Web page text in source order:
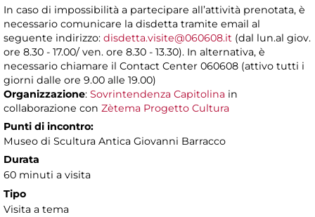
In caso di impossibilità a partecipare all’attività prenotata, è
necessario comunicare la disdetta tramite email al
seguente indirizzo: disdetta.visite@060608.it (dal lun.al giov.
ore 8.30 - 17.00/ ven. ore 8.30 - 13.30). In alternativa, è
necessario chiamare il Contact Center 060608 (attivo tutti i
giorni dalle ore 9.00 alle 19.00)
Organizzazione: Sovrintendenza Capitolina in
collaborazione con Zètema Progetto Cultura
Punti di incontro:
Museo di Scultura Antica Giovanni Barracco
Durata
60 minuti a visita
Tipo
Visita a tema